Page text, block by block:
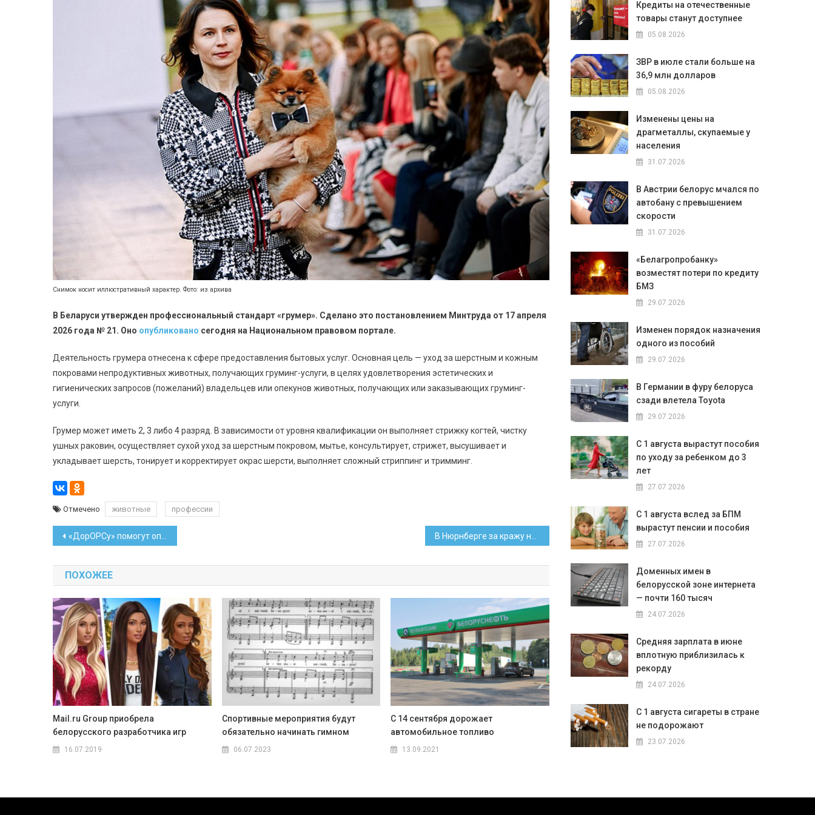
Снимок носит иллюстративный характер. Фото: из архива
В Беларуси утвержден профессиональный стандарт «грумер». Сделано это постановлением Минтруда от 17 апреля
2026 года № 21. Оно опубликовано сегодня на Национальном правовом портале.
Деятельность грумера отнесена к сфере предоставления бытовых услуг. Основная цель — уход за шерстным и кожным
покровами непродуктивных животных, получающих груминг-услуги, в целях удовлетворения эстетических и
гигиенических запросов (пожеланий) владельцев или опекунов животных, получающих или заказывающих груминг-
услуги.
Грумер может иметь 2, 3 либо 4 разряд. В зависимости от уровня квалификации он выполняет стрижку когтей, чистку
ушных раковин, осуществляет сухой уход за шерстным покровом, мытье, консультирует, стрижет, высушивает и
укладывает шерсть, тонирует и корректирует окрас шерсти, выполняет сложный стриппинг и тримминг.
Отмечено животные профессии
Навигация
по
записям
«ДорОРСу» помогут оплатить часть процентов по кредиту В Нюрнберге за кражу напитка задержан белорус с тремя ножами
ПОХОЖЕЕ
Mail.ru Group приобрела
белорусского разработчика игр
16.07.2019
Спортивные мероприятия будут
обязательно начинать гимном
06.07.2023
С 14 сентября дорожает
автомобильное топливо
13.09.2021
Кредиты на отечественные
товары станут доступнее
05.08.2026
ЗВР в июле стали больше на
36,9 млн долларов
05.08.2026
Изменены цены на
драгметаллы, скупаемые у
населения
31.07.2026
В Австрии белорус мчался по
автобану с превышением
скорости
31.07.2026
«Белагропробанку»
возместят потери по кредиту
БМЗ
29.07.2026
Изменен порядок назначения
одного из пособий
29.07.2026
В Германии в фуру белоруса
сзади влетела Toyota
29.07.2026
С 1 августа вырастут пособия
по уходу за ребенком до 3
лет
27.07.2026
С 1 августа вслед за БПМ
вырастут пенсии и пособия
27.07.2026
Доменных имен в
белорусской зоне интернета
— почти 160 тысяч
24.07.2026
Средняя зарплата в июне
вплотную приблизилась к
рекорду
24.07.2026
С 1 августа сигареты в стране
не подорожают
23.07.2026